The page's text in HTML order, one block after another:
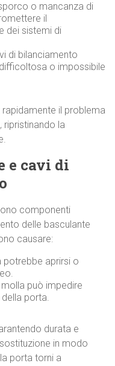
o mancanza di
il
dei sistemi di
di bilanciamento
o impossibile
il problema
ripristinando la
e cavi di
componenti
delle basculante
causare:
potrebbe aprirsi o
può impedire
porta.
durata e
in modo
porta torni a